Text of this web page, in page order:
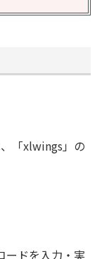
「xlwings」の
ードを入力・実